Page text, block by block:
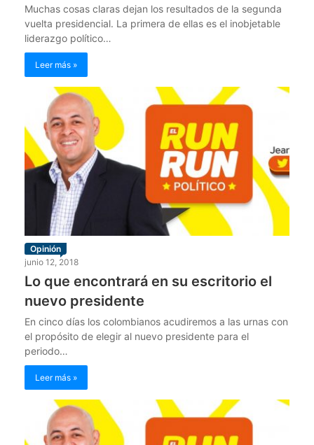
Muchas cosas claras dejan los resultados de la segunda
vuelta presidencial. La primera de ellas es el inobjetable
liderazgo político…
Leer más »
Opinión
junio 12, 2018
Lo que encontrará en su escritorio el
nuevo presidente
En cinco días los colombianos acudiremos a las urnas con
el propósito de elegir al nuevo presidente para el
periodo…
Leer más »